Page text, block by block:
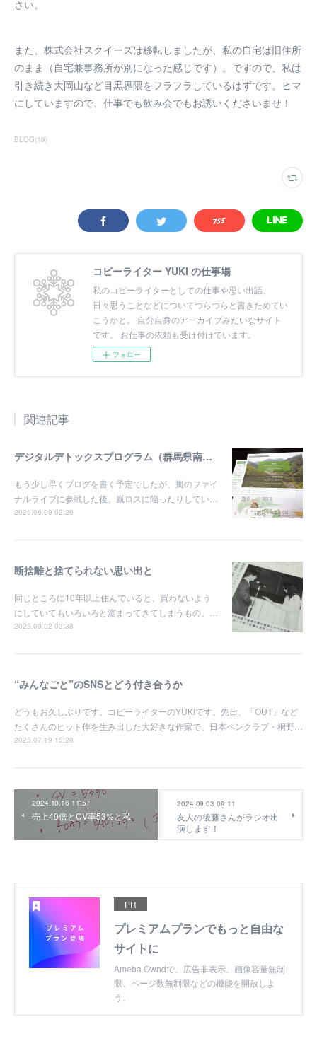
さい。
また、株式会社スクイーズは移転しましたが、私の自宅は旧住所
のまま（自宅兼事務所が別になった感じです）。ですので、私は
引き続き大岡山など目黒界隈をフラフラしているはずです。ヒマ
にしていますので、仕事でも飲み会でもお誘いくださいませ！
BLOG(19)
コピーライター YUKI の仕事場
私のコピーライターとしての仕事や思い出話、
日々思うことなどについてつらつらと書きためてい
こうかと。 自分自身のアーカイブみたいなサイト
です。 お仕事の依頼も受け付けています。
フォロー
関連記事
デジタルデトックスプログラム（群馬県南牧村）に参加して
もう少し早くブログを書く予定でしたが、嵐のファイ
ナルライブに参戦した後、嵐ロスに陥ったりしてい…
2026.06.09 02:20
断捨離と捨てられない思い出と
同じところに10年以上住んでいると、買わないよう
にしていてもいろいろと溜まってきてしまうもの。…
2025.09.02 03:38
“みんなごと”のSNSとどう付き合うか
どうもお久しぶりです。コピーライターのYUKIです。先日、「OUT」など
たくさんのヒット作を生み出した大好きな作家で、日本ペンクラブ・桐野…
2025.07.19 15:20
2024.10.16 11:57
売上40倍とCV率53%と私
2024.09.03 09:11
友人の後藤さんがラジオ出
演します！
PR
プレミアムプランでもっと自由な
サイトに
Ameba Owndで、広告非表示、画像容量無制
限、ページ数無制限などの機能を開放しよ
う。